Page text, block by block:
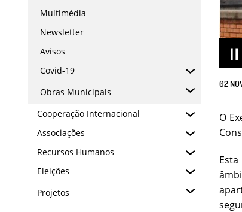
Multimédia
Newsletter
Avisos
Covid-19
Obras Municipais
Cooperação Internacional
Associações
Recursos Humanos
Eleições
Projetos
02
O